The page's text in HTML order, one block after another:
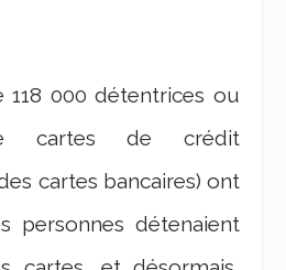
118 000 détentrices ou
cartes de crédit
cartes bancaires) ont
personnes détenaient